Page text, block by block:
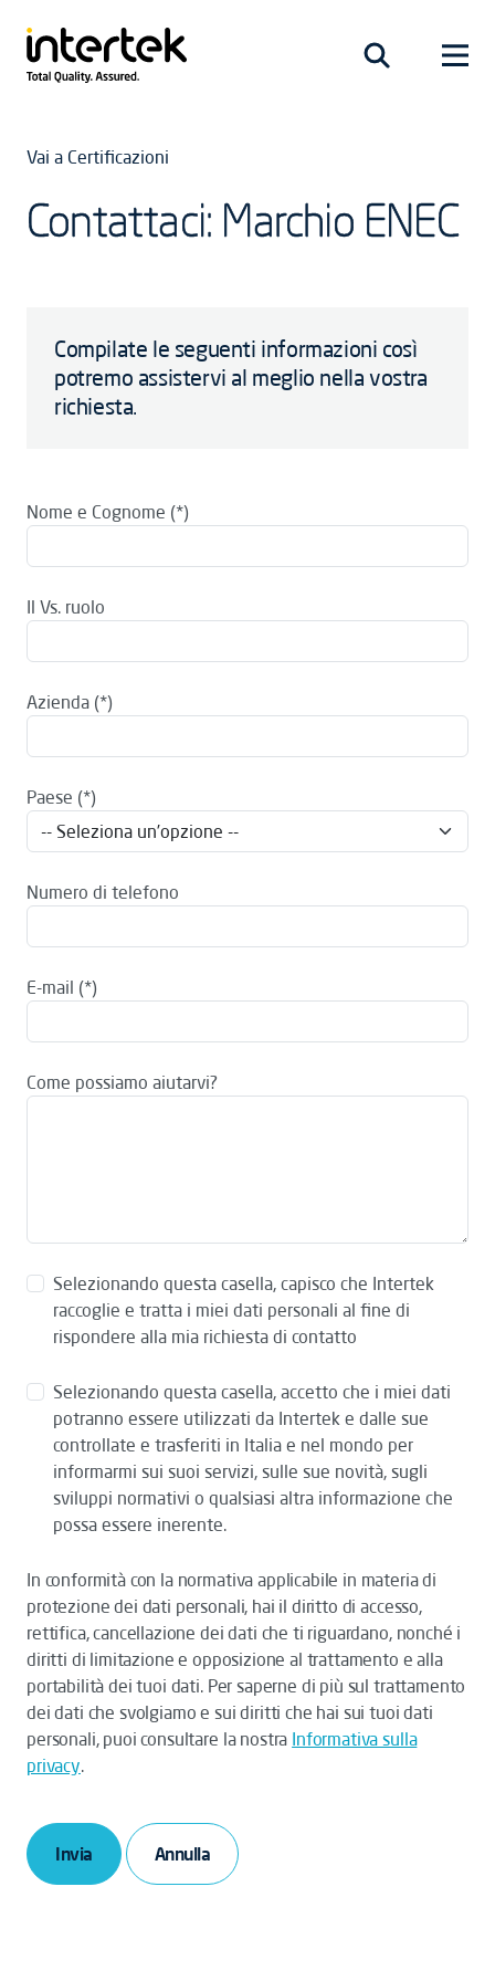
Vai a Certificazioni
Contattaci: Marchio ENEC
Compilate le seguenti informazioni così
potremo assistervi al meglio nella vostra
richiesta.
Nome e Cognome
Il Vs. ruolo
Azienda
Paese
Numero di telefono
E-mail
Come possiamo aiutarvi?
Selezionando questa casella, capisco che Intertek
raccoglie e tratta i miei dati personali al fine di
rispondere alla mia richiesta di contatto
Selezionando questa casella, accetto che i miei dati
potranno essere utilizzati da Intertek e dalle sue
controllate e trasferiti in Italia e nel mondo per
informarmi sui suoi servizi, sulle sue novità, sugli
sviluppi normativi o qualsiasi altra informazione che
possa essere inerente.
In conformità con la normativa applicabile in materia di
protezione dei dati personali, hai il diritto di accesso,
rettifica, cancellazione dei dati che ti riguardano, nonché i
diritti di limitazione e opposizione al trattamento e alla
portabilità dei tuoi dati. Per saperne di più sul trattamento
dei dati che svolgiamo e sui diritti che hai sui tuoi dati
personali, puoi consultare la nostra Informativa sulla
privacy.
Invia